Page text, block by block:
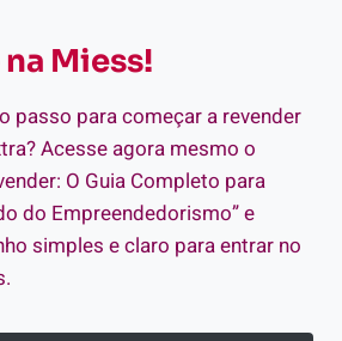
Miess!
passo para começar a revender
Acesse agora mesmo o
O Guia Completo para
do Empreendedorismo” e
simples e claro para entrar no